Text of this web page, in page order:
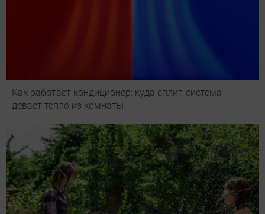
Как работает кондиционер: куда сплит-система
девает тепло из комнаты